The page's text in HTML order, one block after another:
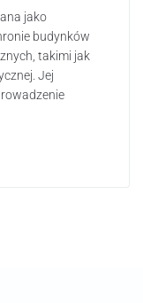
jako
budynków
takimi jak
Jej